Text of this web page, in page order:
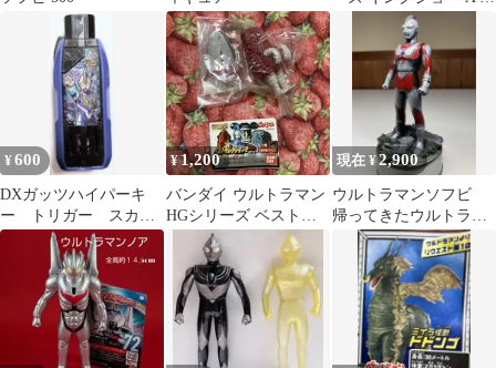
タリックカラー
¥600
DXガッツハイパーキ
ー トリガー スカイ
タイプキー 箱無し美
¥1,200
バンダイ ウルトラマン
HGシリーズ ベストセ
レクション2 ピグモン 3
現在 ¥2,900
ウルトラマンソフビ
帰ってきたウルトラマ
ン(ウルトラマンジャッ
ク)リペイント